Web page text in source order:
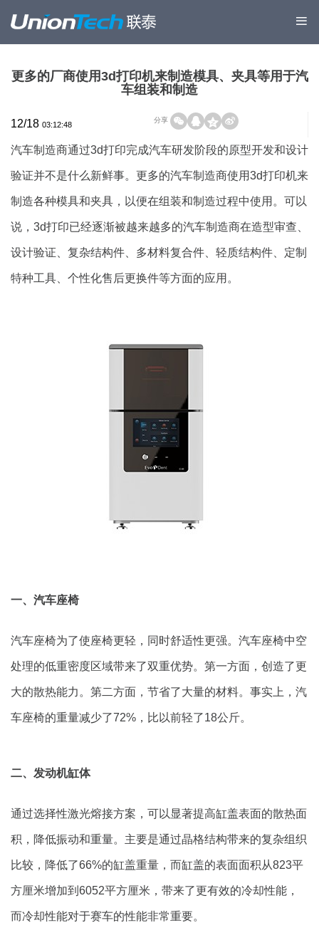
更多的厂商使用3d打印机来制造模具、夹具等用于汽
车组装和制造
12/18 03:12:48
分享
汽车制造商通过3d打印完成汽车研发阶段的原型开发和设计
验证并不是什么新鲜事。更多的汽车制造商使用3d打印机来
制造各种模具和夹具，以便在组装和制造过程中使用。可以
说，3d打印已经逐渐被越来越多的汽车制造商在造型审查、
设计验证、复杂结构件、多材料复合件、轻质结构件、定制
特种工具、个性化售后更换件等方面的应用。
一、汽车座椅
汽车座椅为了使座椅更轻，同时舒适性更强。汽车座椅中空
处理的低重密度区域带来了双重优势。第一方面，创造了更
大的散热能力。第二方面，节省了大量的材料。事实上，汽
车座椅的重量减少了72%，比以前轻了18公斤。
二、发动机缸体
通过选择性激光熔接方案，可以显著提高缸盖表面的散热面
积，降低振动和重量。主要是通过晶格结构带来的复杂组织
比较，降低了66%的缸盖重量，而缸盖的表面面积从823平
方厘米增加到6052平方厘米，带来了更有效的冷却性能，
而冷却性能对于赛车的性能非常重要。